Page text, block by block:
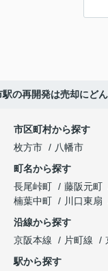
駅の再開発は売却にど
市区町村から探す
枚方市
八幡市
町名から探す
長尾峠町
藤阪元町
楠葉中町
川口東扇
沿線から探す
京阪本線
片町線
駅から探す